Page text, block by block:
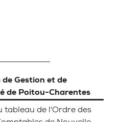
Gestion et de
de Poitou-Charentes
tableau de l'Ordre des